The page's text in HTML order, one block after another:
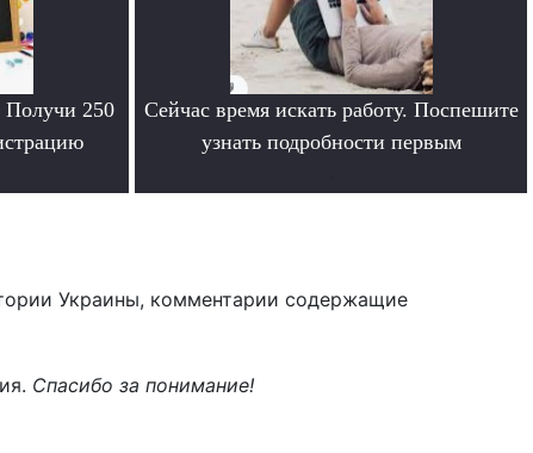
Получи 250
Сейчас время искать работу. Поспешите
узнать подробности первым
Украины, комментарии содержащие
Спасибо за понимание!